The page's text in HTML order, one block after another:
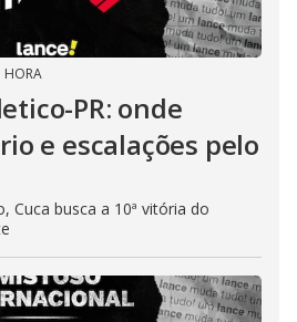
HORA
PR: onde
e escalações pelo
Cuca busca a 10ª vitória do